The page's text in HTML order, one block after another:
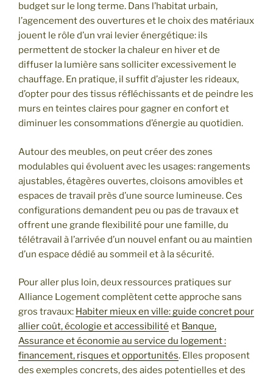
budget sur le long terme. Dans l’habitat urbain,
l’agencement des ouvertures et le choix des matériaux
jouent le rôle d’un vrai levier énergétique: ils
permettent de stocker la chaleur en hiver et de
diffuser la lumière sans solliciter excessivement le
chauffage. En pratique, il suffit d’ajuster les rideaux,
d’opter pour des tissus réfléchissants et de peindre les
murs en teintes claires pour gagner en confort et
diminuer les consommations d’énergie au quotidien.
Autour des meubles, on peut créer des zones
modulables qui évoluent avec les usages: rangements
ajustables, étagères ouvertes, cloisons amovibles et
espaces de travail près d’une source lumineuse. Ces
configurations demandent peu ou pas de travaux et
offrent une grande flexibilité pour une famille, du
télétravail à l’arrivée d’un nouvel enfant ou au maintien
d’un espace dédié au sommeil et à la sécurité.
Pour aller plus loin, deux ressources pratiques sur
Alliance Logement complètent cette approche sans
gros travaux: Habiter mieux en ville: guide concret pour
allier coût, écologie et accessibilité et Banque,
Assurance et économie au service du logement :
financement, risques et opportunités. Elles proposent
des exemples concrets, des aides potentielles et des